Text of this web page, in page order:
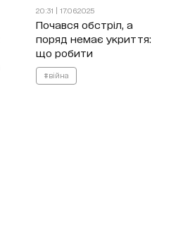
20:31 | 17.06.2025
Почався обстріл, а
поряд немає укриття:
що робити
#війна